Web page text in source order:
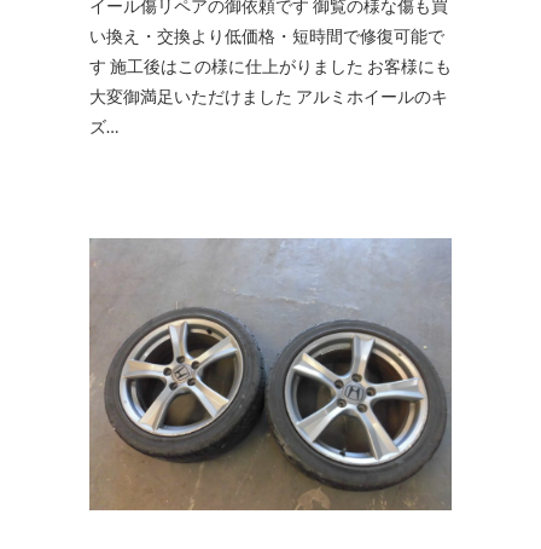
イール傷リペアの御依頼です 御覧の様な傷も買
い換え・交換より低価格・短時間で修復可能で
す 施工後はこの様に仕上がりました お客様にも
大変御満足いただけました アルミホイールのキ
ズ…